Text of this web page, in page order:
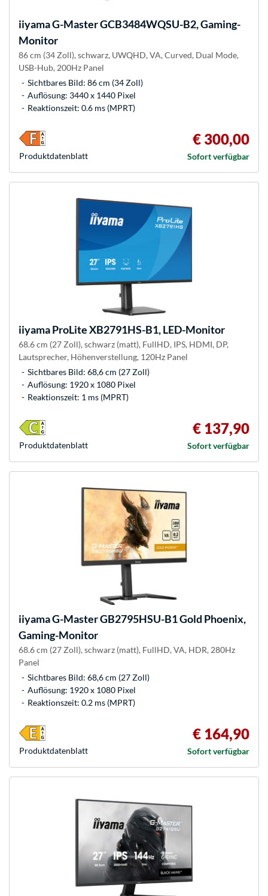
iiyamaG-Master GCB3484WQSU-B2, Gaming-
Monitor
86 cm (34 Zoll), schwarz, UWQHD, VA, Curved, Dual Mode,
USB-Hub, 200Hz Panel
Sichtbares Bild: 86 cm (34 Zoll)
Auflösung: 3440 x 1440 Pixel
Reaktionszeit: 0.6 ms (MPRT)
€ 300,00
Sofort verfügbar
Produkt­datenblatt
iiyamaProLite XB2791HS-B1, LED-Monitor
68.6 cm (27 Zoll), schwarz (matt), FullHD, IPS, HDMI, DP,
Lautsprecher, Höhenverstellung, 120Hz Panel
Sichtbares Bild: 68,6 cm (27 Zoll)
Auflösung: 1920 x 1080 Pixel
Reaktionszeit: 1 ms (MPRT)
€ 137,90
Sofort verfügbar
Produkt­datenblatt
iiyamaG-Master GB2795HSU-B1 Gold Phoenix,
Gaming-Monitor
68.6 cm (27 Zoll), schwarz (matt), FullHD, VA, HDR, 280Hz
Panel
Sichtbares Bild: 68,6 cm (27 Zoll)
Auflösung: 1920 x 1080 Pixel
Reaktionszeit: 0.2 ms (MPRT)
€ 164,90
Sofort verfügbar
Produkt­datenblatt